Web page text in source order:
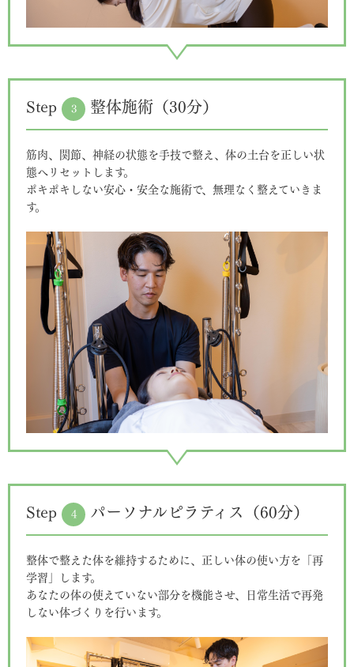
Step 3 整体施術（30分）
筋肉、関節、神経の状態を手技で整え、体の土台を正しい状
態へリセットします。
ポキポキしない安心・安全な施術で、無理なく整えていきま
す。
Step 4 パーソナルピラティス（60分）
整体で整えた体を維持するために、正しい体の使い方を「再
学習」します。
あなたの体の使えていない部分を機能させ、日常生活で再発
しない体づくりを行います。